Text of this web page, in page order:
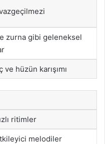
zurna gibi geleneksel
hüzün karışımı
ritimler
melodiler